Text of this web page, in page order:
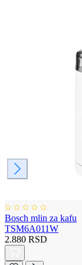
Bosch mlin za kafu
TSM6A011W
2.880 RSD